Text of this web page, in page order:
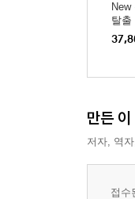
New
탈출
기
만든
저자, 역
접수